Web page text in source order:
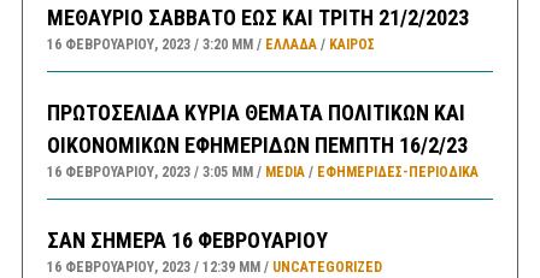
ΜΕΘΑΥΡΙΟ ΣΑΒΒΑΤΟ ΕΩΣ ΚΑΙ ΤΡΙΤΗ 21/2/2023
16 ΦΕΒΡΟΥΑΡΊΟΥ, 2023 3:20 ΜΜ ΕΛΛΑΔA/ ΚΑΙΡΌΣ
ΠΡΩΤΟΣΕΛΙΔΑ ΚΥΡΙΑ ΘΕΜΑΤΑ ΠΟΛΙΤΙΚΩΝ ΚΑΙ
ΟΙΚΟΝΟΜΙΚΩΝ ΕΦΗΜΕΡΙΔΩΝ ΠΕΜΠΤΗ 16/2/23
16 ΦΕΒΡΟΥΑΡΊΟΥ, 2023 3:05 ΜΜ MEDIA/ ΕΦΗΜΕΡΊΔΕΣ-ΠΕΡΙΟΔΙΚΆ
ΣΑΝ ΣΗΜΕΡΑ 16 ΦΕΒΡΟΥΑΡΙΟΥ
16 ΦΕΒΡΟΥΑΡΊΟΥ, 2023 12:39 ΜΜ UNCATEGORIZED